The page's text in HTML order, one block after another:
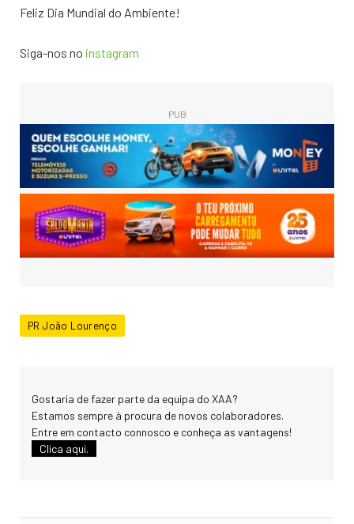
Feliz Dia Mundial do Ambiente!
Siga-nos no instagram
PUB
PR João Lourenço
Gostaria de fazer parte da equipa do XAA?
Estamos sempre à procura de novos colaboradores.
Entre em contacto connosco e conheça as vantagens!
Clica aqui.